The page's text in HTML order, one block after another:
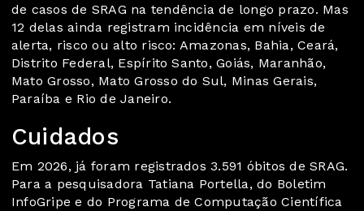
de casos de SRAG na tendência de longo prazo. Mas
12 delas ainda registram incidência em níveis de
alerta, risco ou alto risco: Amazonas, Bahia, Ceará,
Distrito Federal, Espírito Santo, Goiás, Maranhão,
Mato Grosso, Mato Grosso do Sul, Minas Gerais,
Paraíba e Rio de Janeiro.
Cuidados
Em 2026, já foram registrados 3.591 óbitos de SRAG.
Para a pesquisadora Tatiana Portella, do Boletim
InfoGripe e do Programa de Computação Científica